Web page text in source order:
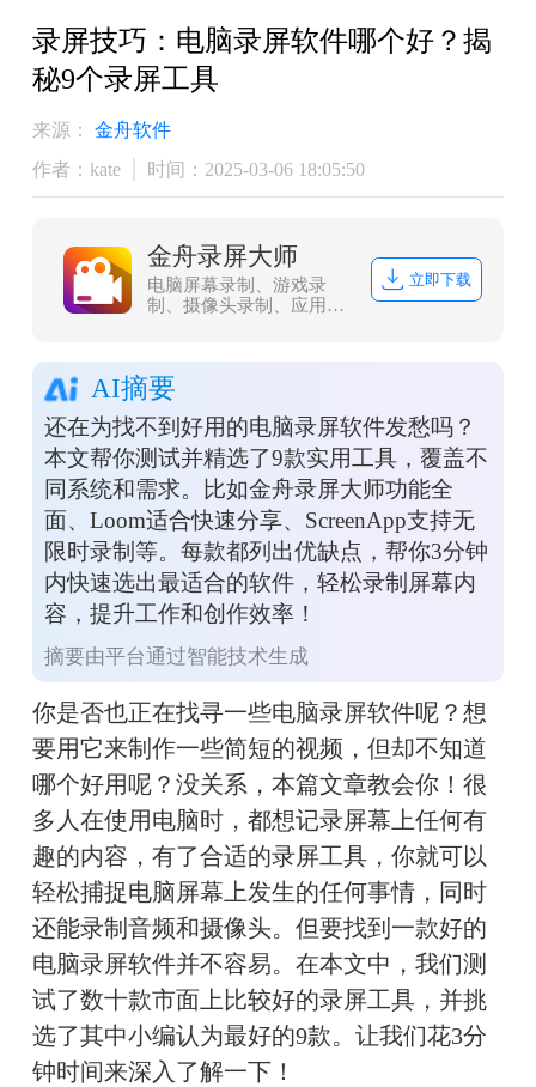
录屏技巧：电脑录屏软件哪个好？揭
秘9个录屏工具
来源：
金舟软件
作者：kate
时间：2025-03-06 18:05:50
金舟录屏大师
电脑屏幕录制、游戏录
制、摄像头录制、应用录
平台画质要求，解决电脑
屏幕视频录像辑需求，让
电脑录像录屏更轻松
立即下载
AI摘要
还在为找不到好用的电脑录屏软件发愁吗？
本文帮你测试并精选了9款实用工具，覆盖不
同系统和需求。比如金舟录屏大师功能全
面、Loom适合快速分享、ScreenApp支持无
限时录制等。每款都列出优缺点，帮你3分钟
内快速选出最适合的软件，轻松录制屏幕内
容，提升工作和创作效率！
摘要由平台通过智能技术生成
你是否也正在找寻一些电脑录屏软件呢？想
要用它来制作一些简短的视频，但却不知道
哪个好用呢？没关系，本篇文章教会你！很
多人在使用电脑时，都想记录屏幕上任何有
趣的内容，有了合适的录屏工具，你就可以
轻松捕捉电脑屏幕上发生的任何事情，同时
还能录制音频和摄像头。但要找到一款好的
电脑录屏软件并不容易。在本文中，我们测
试了数十款市面上比较好的录屏工具，并挑
选了其中小编认为最好的9款。让我们花3分
钟时间来深入了解一下！